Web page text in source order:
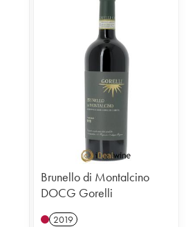
Brunello di Montalcino
DOCG Gorelli
2019